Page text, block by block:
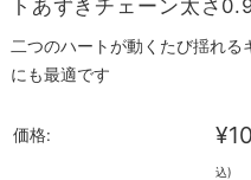
トあずきチェーン太さ
二つのハートが動くたび揺れる
にも最適です
価格:
込)